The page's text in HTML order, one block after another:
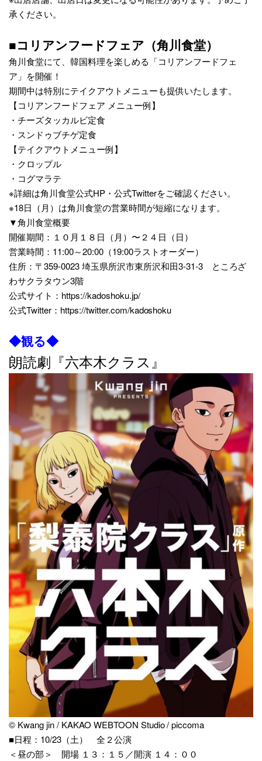
承ください。
■コリアンフードフェア（角川食堂）
角川食堂にて、韓国料理を楽しめる「コリアンフードフェ
ア」を開催！
期間中は特別にテイクアウトメニューも提供いたします。
【コリアンフードフェア メニュー例】
・チーズタッカルビ定食
・スンドゥブチゲ定食
【テイクアウトメニュー例】
・クロップル
・コグマラテ
※詳細は角川食堂公式HP・公式Twitterをご確認ください。
※18日（月）は角川食堂の営業時間が短縮になります。
▼角川食堂概要
開催期間：１０月１８日（月）〜２４日（日）
営業時間：11:00～20:00（19:00ラストオーダー）
住所：〒359-0023 埼玉県所沢市東所沢和田3-31-3 ところざ
わサクラタウン3階
公式サイト： https://kadoshoku.jp/
公式Twitter： https://twitter.com/kadoshoku
◆観る◆
朗読劇『六本木クラス』
© Kwang jin / KAKAO WEBTOON Studio / piccoma
■日程：10/23（土） 全２公演
＜昼の部＞ 開場 １３：１５／開演 １４：００